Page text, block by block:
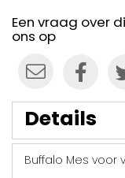
Een vraag over
ons op
Details
Buffalo Mes voor